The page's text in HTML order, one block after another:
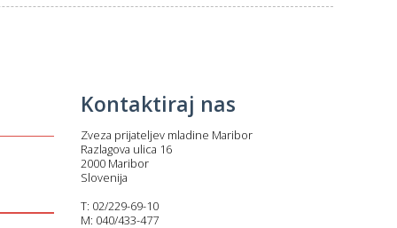
prijateljev mladine Maribor
Poslanstvo
Prostovoljci
Transparentnost delovanja
DONIRAJ – za pravne osebe
Kontaktiraj nas
Zveza prijateljev mladine Maribor
Razlagova ulica 16
2000 Maribor
Slovenija
T: 02/229-69-10
M: 040/433-477